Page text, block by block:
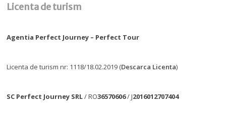
Licenta de turism
Agentia Perfect Journey – Perfect Tour
Licenta de turism nr: 1118/18.02.2019 (Descarca Licenta)
SC Perfect Journey SRL/ RO36570606/ J2016012707404